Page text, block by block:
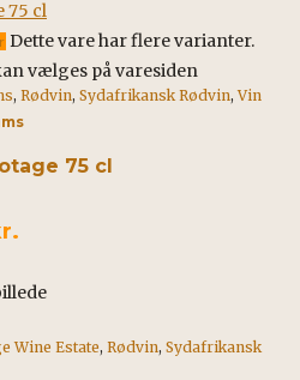
Dette vare har flere varianter.
vælges på varesiden
, Rødvin, Sydafrikansk Rødvin,Vin
CPD Pinotage 75 cl
Wine Estate, Rødvin, Sydafrikansk